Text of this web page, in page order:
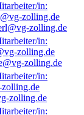
zolling.de
zolling.de
zolling.de